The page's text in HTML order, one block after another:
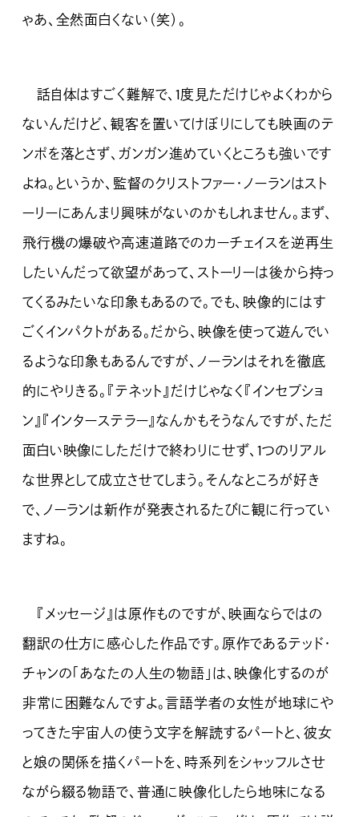
ゃあ、全然面白くない（笑）。
話自体はすごく難解で、1度見ただけじゃよくわから
ないんだけど、観客を置いてけぼりにしても映画のテ
ンポを落とさず、ガンガン進めていくところも強いです
よね。というか、監督のクリストファー・ノーランはスト
ーリーにあんまり興味がないのかもしれません。まず、
飛行機の爆破や高速道路でのカーチェイスを逆再生
したいんだって欲望があって、ストーリーは後から持っ
てくるみたいな印象もあるので。でも、映像的にはす
ごくインパクトがある。だから、映像を使って遊んでい
るような印象もあるんですが、ノーランはそれを徹底
的にやりきる。『テネット』だけじゃなく『インセプショ
ン』『インターステラー』なんかもそうなんですが、ただ
面白い映像にしただけで終わりにせず、1つのリアル
な世界として成立させてしまう。そんなところが好き
で、ノーランは新作が発表されるたびに観に行ってい
ますね。
『メッセージ』は原作ものですが、映画ならではの
翻訳の仕方に感心した作品です。原作であるテッド・
チャンの「あなたの人生の物語」は、映像化するのが
非常に困難なんですよ。言語学者の女性が地球にや
ってきた宇宙人の使う文字を解読するパートと、彼女
と娘の関係を描くパートを、時系列をシャッフルさせ
ながら綴る物語で、普通に映像化したら地味になる